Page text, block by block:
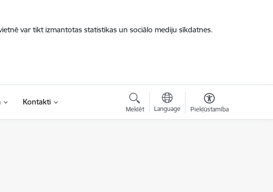
var tikt izmantotas statistikas un sociālo mediju sīkdatnes.
Kontakti
Meklēt Language Piekļūstamība